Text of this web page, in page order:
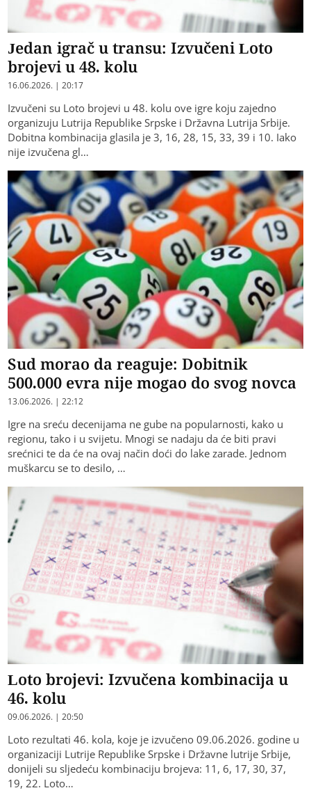
Jedan igrač u transu: Izvučeni Loto
brojevi u 48. kolu
16.06.2026. | 20:17
Izvučeni su Loto brojevi u 48. kolu ove igre koju zajedno
organizuju Lutrija Republike Srpske i Državna Lutrija Srbije.
Dobitna kombinacija glasila je 3, 16, 28, 15, 33, 39 i 10. Iako
nije izvučena gl…
Sud morao da reaguje: Dobitnik
500.000 evra nije mogao do svog novca
13.06.2026. | 22:12
Igre na sreću decenijama ne gube na popularnosti, kako u
regionu, tako i u svijetu. Mnogi se nadaju da će biti pravi
srećnici te da će na ovaj način doći do lake zarade. Jednom
muškarcu se to desilo, …
Loto brojevi: Izvučena kombinacija u
46. kolu
09.06.2026. | 20:50
Loto rezultati 46. kola, koje je izvučeno 09.06.2026. godine u
organizaciji Lutrije Republike Srpske i Državne lutrije Srbije,
donijeli su sljedeću kombinaciju brojeva: 11, 6, 17, 30, 37,
19, 22. Loto…